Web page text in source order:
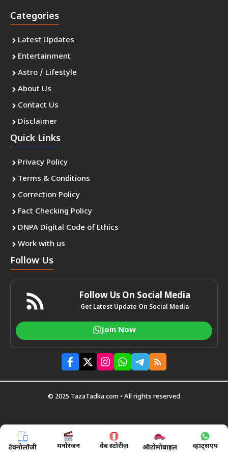
Categories
Latest Updates
Entertainment
Astro / Lifestyle
About Us
Contact Us
Disclaimer
Quick Links
Privacy Policy
Terms & Conditions
Correction Policy
Fact Checking Policy
DNPA Digital Code of Ethics
Work with us
Follow Us
Follow Us On Social Media
Get Latest Update On Social Media
Join Now
© 2025 TazaTadka.com • All rights reserved
टेक्नोलॉजी मनोरंजन वेब स्टोरीज़ ऑटोमोबाइल व्हाट्सएप